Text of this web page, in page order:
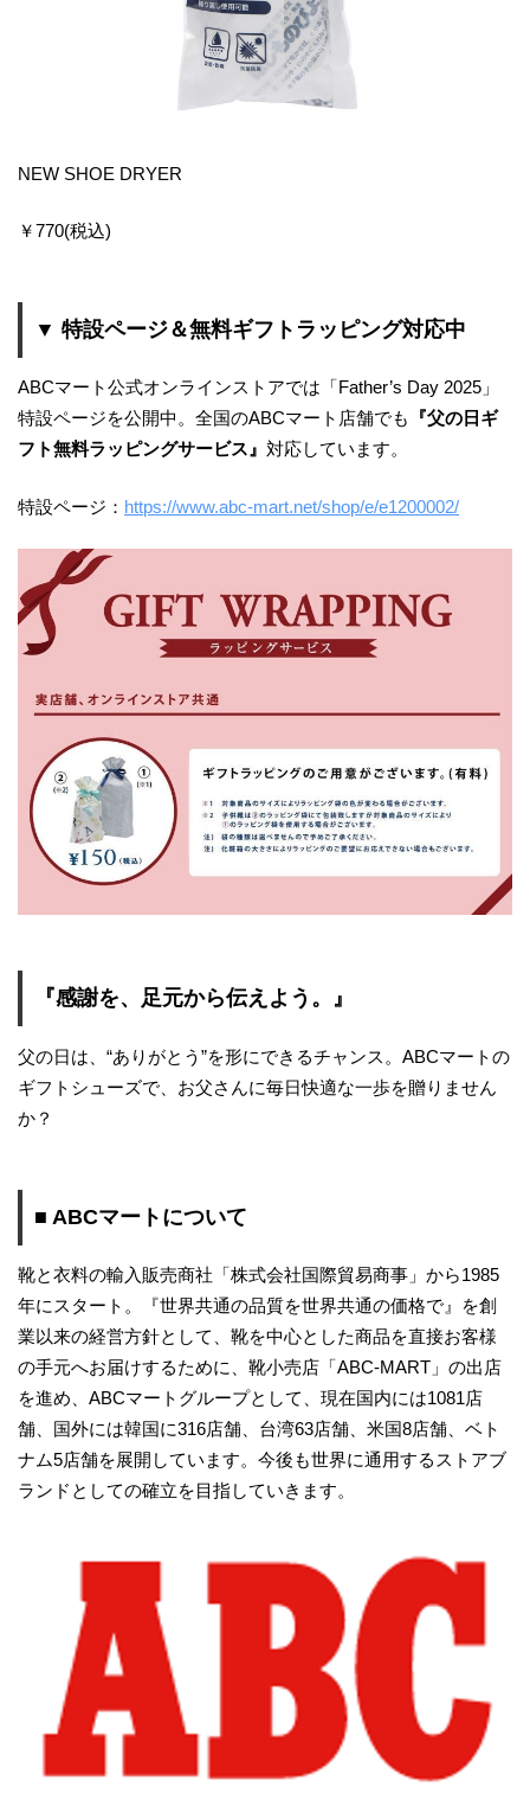
NEW SHOE DRYER
￥770(税込)
▼ 特設ページ＆無料ギフトラッピング対応中
ABCマート公式オンラインストアでは「Father’s Day 2025」
特設ページを公開中。全国のABCマート店舗でも
『父の日ギ
フト無料ラッピングサービス』 対応しています。
特設ページ： https://www.abc-mart.net/shop/e/e1200002/
『感謝を、足元から伝えよう。』
父の日は、“ありがとう”を形にできるチャンス。ABCマートの
ギフトシューズで、お父さんに毎日快適な一歩を贈りません
か？
■ ABCマートについて
靴と衣料の輸入販売商社「株式会社国際貿易商事」から1985
年にスタート。『世界共通の品質を世界共通の価格で』を創
業以来の経営方針として、靴を中心とした商品を直接お客様
の手元へお届けするために、靴小売店「ABC-MART」の出店
を進め、ABCマートグループとして、現在国内には1081店
舗、国外には韓国に316店舗、台湾63店舗、米国8店舗、ベト
ナム5店舗を展開しています。今後も世界に通用するストアブ
ランドとしての確立を目指していきます。